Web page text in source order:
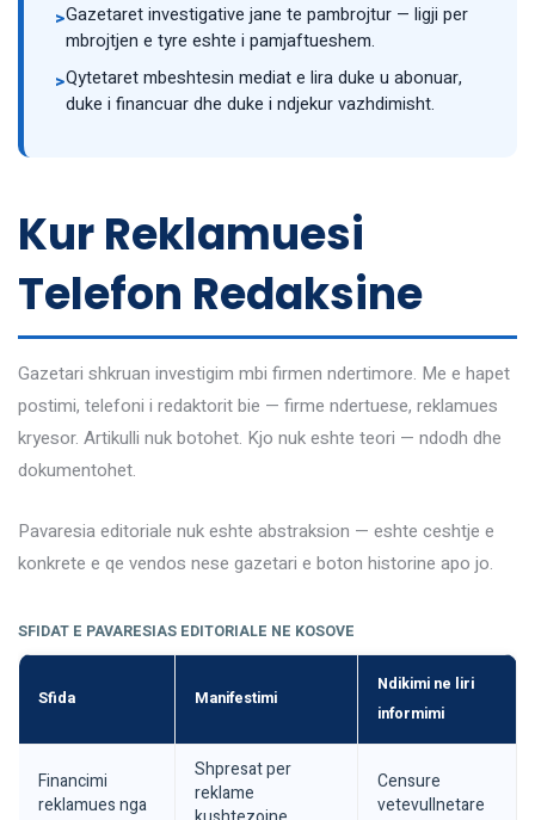
>Gazetaret investigative jane te pambrojtur — ligji per
mbrojtjen e tyre eshte i pamjaftueshem.
>Qytetaret mbeshtesin mediat e lira duke u abonuar,
duke i financuar dhe duke i ndjekur vazhdimisht.
Kur Reklamuesi
Telefon Redaksine
Gazetari shkruan investigim mbi firmen ndertimore. Me e hapet
postimi, telefoni i redaktorit bie — firme ndertuese, reklamues
kryesor. Artikulli nuk botohet. Kjo nuk eshte teori — ndodh dhe
dokumentohet.
Pavaresia editoriale nuk eshte abstraksion — eshte ceshtje e
konkrete e qe vendos nese gazetari e boton historine apo jo.
SFIDAT E PAVARESIAS EDITORIALE NE KOSOVE
Sfida Manifestimi
Ndikimi ne liri
informimi
Financimi
reklamues nga
Shpresat per
reklame
Censure
vetevullnetare